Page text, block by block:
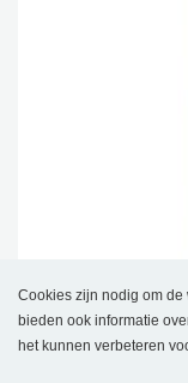
Cookies zijn nodig om de
bieden ook informatie
het kunnen verbeteren